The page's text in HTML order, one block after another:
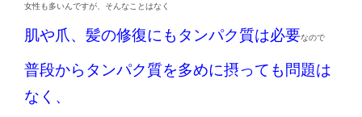
女性も多いんですが、そんなことはなく
肌や爪、髪の修復にもタンパク質は必要なので
普段からタンパク質を多めに摂っても問題は
なく、